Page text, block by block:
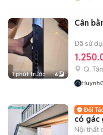
1 phút trước 6
Cân
Đã sử
Q.
có gác
Văn
Nội thất